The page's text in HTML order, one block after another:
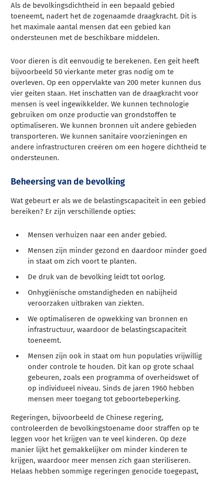
Als de bevolkingsdichtheid in een bepaald gebied
toeneemt, nadert het de zogenaamde draagkracht. Dit is
het maximale aantal mensen dat een gebied kan
ondersteunen met de beschikbare middelen.
Voor dieren is dit eenvoudig te berekenen. Een geit heeft
bijvoorbeeld 50 vierkante meter gras nodig om te
overleven. Op een oppervlakte van 200 meter kunnen dus
vier geiten staan. Het inschatten van de draagkracht voor
mensen is veel ingewikkelder. We kunnen technologie
gebruiken om onze productie van grondstoffen te
optimaliseren. We kunnen bronnen uit andere gebieden
transporteren. We kunnen sanitaire voorzieningen en
andere infrastructuren creëren om een hogere dichtheid te
ondersteunen.
Beheersing van de bevolking
Wat gebeurt er als we de belastingscapaciteit in een gebied
bereiken? Er zijn verschillende opties:
Mensen verhuizen naar een ander gebied.
Mensen zijn minder gezond en daardoor minder goed
in staat om zich voort te planten.
De druk van de bevolking leidt tot oorlog.
Onhygiënische omstandigheden en nabijheid
veroorzaken uitbraken van ziekten.
We optimaliseren de opwekking van bronnen en
infrastructuur, waardoor de belastingscapaciteit
toeneemt.
Mensen zijn ook in staat om hun populaties vrijwillig
onder controle te houden. Dit kan op grote schaal
gebeuren, zoals een programma of overheidswet of
op individueel niveau. Sinds de jaren 1960 hebben
mensen meer toegang tot geboortebeperking.
Regeringen, bijvoorbeeld de Chinese regering,
controleerden de bevolkingstoename door straffen op te
leggen voor het krijgen van te veel kinderen. Op deze
manier lijkt het gemakkelijker om minder kinderen te
krijgen, waardoor meer mensen zich gaan steriliseren.
Helaas hebben sommige regeringen genocide toegepast,